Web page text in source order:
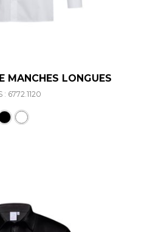
MANCHES LONGUES
: 6772.1120